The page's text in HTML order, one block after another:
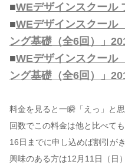
■WEデザインスクール
■WEデザインスクー
ング基礎（全6回）」
■WEデザインスクー
ング基礎（全6回）」
料金を見ると一瞬「えっ」と
回数でこの料金は他と比べて
16日までに申し込めば割引が
興味のある方は12月11日（日